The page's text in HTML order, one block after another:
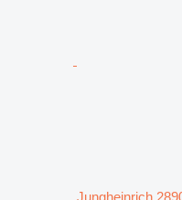
Jungheinrich